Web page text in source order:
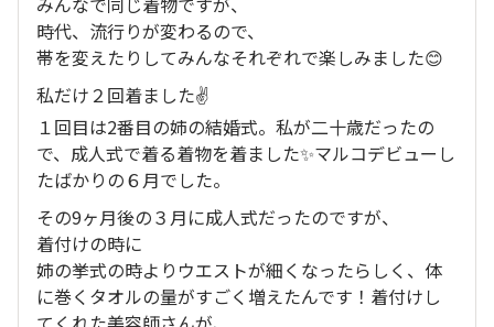
時代、流行りが変わるので、
帯を変えたりしてみんなそれぞれで楽しみました😊
私だけ２回着ました✌️
１回目は2番目の姉の結婚式。私が二十歳だったの
で、成人式で着る着物を着ました✨マルコデビューし
たばかりの６月でした。
その9ヶ月後の３月に成人式だったのですが、
着付けの時に
姉の挙式の時よりウエストが細くなったらしく、体
に巻くタオルの量がすごく増えたんです！着付けし